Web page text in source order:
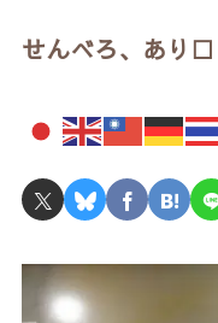
せんべろ、あり□